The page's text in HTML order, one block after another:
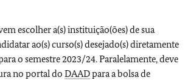
escolher a(s) instituição(ões) de sua
ao(s) curso(s) desejado(s) diretamente
o semestre 2023/24. Paralelamente, deve
no portal do DAADpara a bolsa de